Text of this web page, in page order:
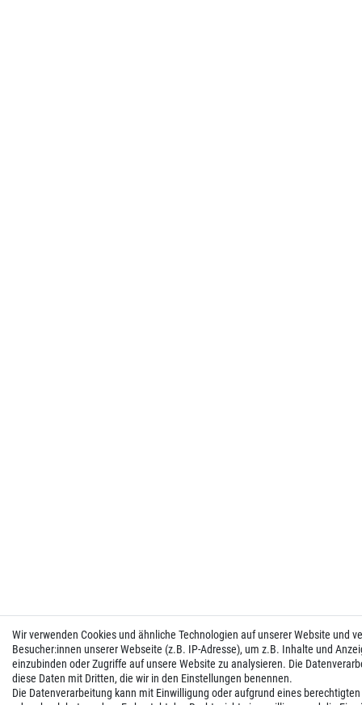
Wir verwenden Cookies und ähnliche Technologien auf unserer Website und
Besucher:innen unserer Webseite (z.B. IP-Adresse), um z.B. Inhalte und
einzubinden oder Zugriffe auf unsere Website zu analysieren. Die
diese Daten mit Dritten, die wir in den Einstellungen benennen.
Die Datenverarbeitung kann mit Einwilligung oder aufgrund eines